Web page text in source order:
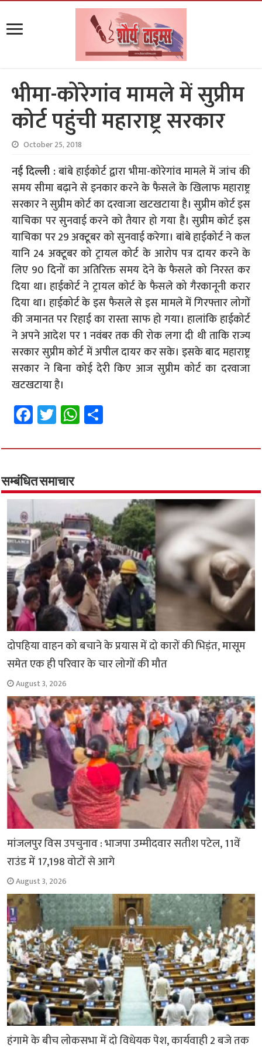
भीमा-कोरेगांव मामले में सुप्रीम
कोर्ट पहुंची महाराष्ट्र सरकार
October 25, 2018
नई दिल्ली :बांबे हाईकोर्ट द्वारा भीमा-कोरेगांव मामले में जांच की
समय सीमा बढ़ाने से इनकार करने के फैसले के खिलाफ महाराष्ट्र
सरकार ने सुप्रीम कोर्ट का दरवाजा खटखटाया है। सुप्रीम कोर्ट इस
याचिका पर सुनवाई करने को तैयार हो गया है। सुप्रीम कोर्ट इस
याचिका पर 29 अक्टूबर को सुनवाई करेगा। बांबे हाईकोर्ट ने कल
यानि 24 अक्टूबर को ट्रायल कोर्ट के आरोप पत्र दायर करने के
लिए 90 दिनों का अतिरिक्त समय देने के फैसले को निरस्त कर
दिया था। हाईकोर्ट ने ट्रायल कोर्ट के फैसले को गैरकानूनी करार
दिया था। हाईकोर्ट के इस फैसले से इस मामले में गिरफ्तार लोगों
की जमानत पर रिहाई का रास्ता साफ हो गया। हालांकि हाईकोर्ट
ने अपने आदेश पर 1 नवंबर तक की रोक लगा दी थी ताकि राज्य
सरकार सुप्रीम कोर्ट में अपील दायर कर सके। इसके बाद महाराष्ट्र
सरकार ने बिना कोई देरी किए आज सुप्रीम कोर्ट का दरवाजा
खटखटाया है।
Fa
ce
b
o
o
k
T
wi
tt
er
W
h
at
p
p
ar
सम्बंधित समाचार
दोपहिया वाहन को बचाने के प्रयास में दो कारों की भिड़ंत, मासूम
समेत एक ही परिवार के चार लोगों की मौत
August 3, 2026
मांजलपुर विस उपचुनाव : भाजपा उम्मीदवार सतीश पटेल, 11वें
राउंड में 17,198 वोटों से आगे
August 3, 2026
हंगामे के बीच लोकसभा में दो विधेयक पेश, कार्यवाही 2 बजे तक